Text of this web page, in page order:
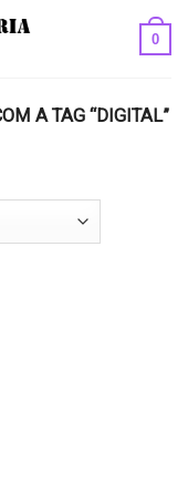
0
A TAG “DIGITAL”